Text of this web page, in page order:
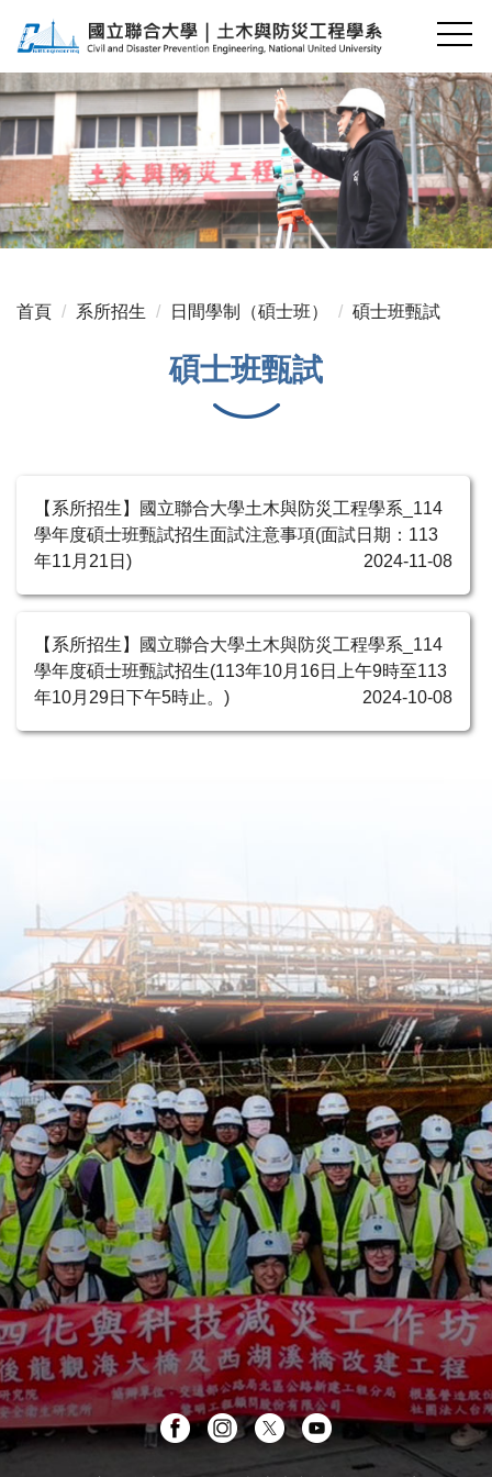
到
主
要
內
容
首頁 系所招生 日間學制（碩士班） 碩士班甄試
碩士班甄試
【系所招生】國立聯合大學土木與防災工程學系_114
學年度碩士班甄試招生面試注意事項(面試日期：113
年11月21日)
2024-11-08
【系所招生】國立聯合大學土木與防災工程學系_114
學年度碩士班甄試招生(113年10月16日上午9時至113
年10月29日下午5時止。)
2024-10-08